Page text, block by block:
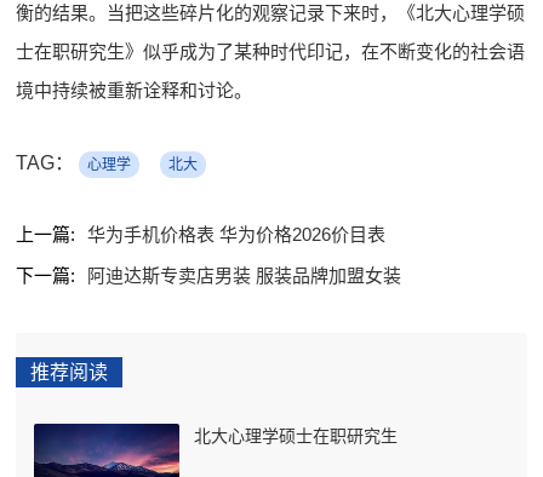
衡的结果。当把这些碎片化的观察记录下来时，《北大心理学硕
士在职研究生》似乎成为了某种时代印记，在不断变化的社会语
境中持续被重新诠释和讨论。
TAG： 心理学 北大
上一篇:
华为手机价格表 华为价格2026价目表
下一篇:
阿迪达斯专卖店男装 服装品牌加盟女装
推荐阅读
北大心理学硕士在职研究生